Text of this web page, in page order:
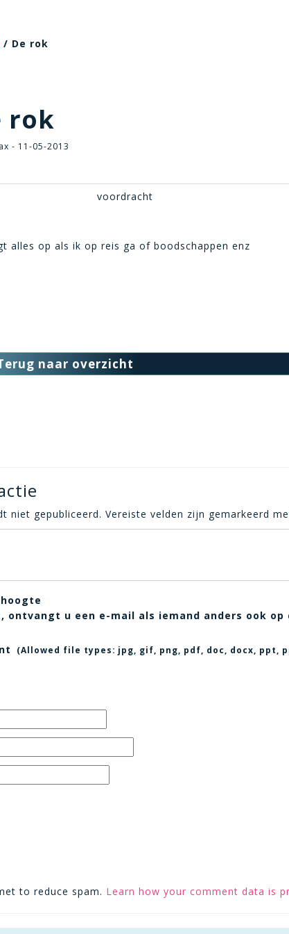
/ De rok
rok
- 11-05-2013
voordracht
alles op als ik op reis ga of boodschappen enz
naar overzicht
niet gepubliceerd. Vereiste velden zijn gemarkeerd
ontvangt u een e-mail als iemand anders ook op
(Allowed file types: jpg, gif, png, pdf, doc, docx, ppt,
to reduce spam. Learn how your comment data is